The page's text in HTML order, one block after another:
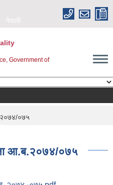
नेपाली
Government of
०७५
आ.ब.२०७४/०७५